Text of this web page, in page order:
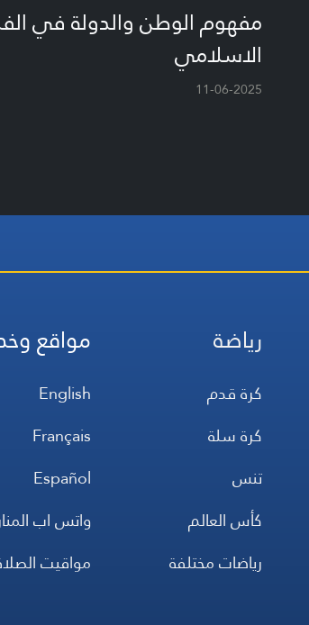
مفهوم الوطن والدولة في
الاسلامي
11-06-2025
رياضة
كرة قدم
كرة سلة
تنس
كأس العالم
رياضات مختلفة
مواقع
English
Français
Español
واتس اب المنار
مواقيت